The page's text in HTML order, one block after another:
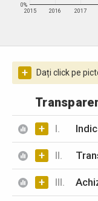
2015 2016 2017
0%
+ Dați click pe
+ I.
+ II.
+ III.